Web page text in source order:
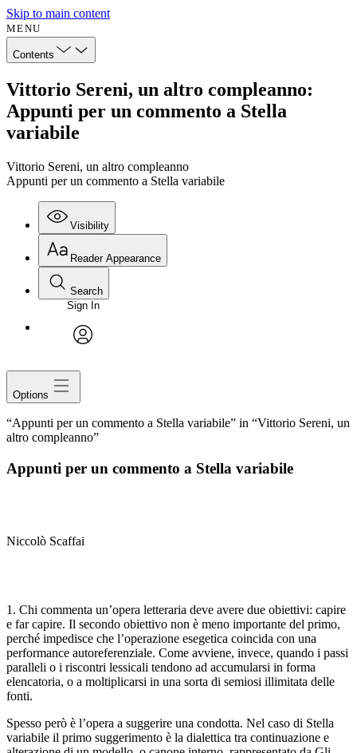
Skip to main content
MENU
Contents
Vittorio Sereni, un altro compleanno:
Appunti per un commento a Stella
variabile
Vittorio Sereni, un altro compleanno
Appunti per un commento a Stella variabile
Visibility
Reader Appearance
Search
Sign In
Options
“Appunti per un commento a Stella variabile” in “Vittorio Sereni, un
altro compleanno”
Appunti per un commento a Stella variabile
Niccolò Scaffai
1. Chi commenta un’opera letteraria deve avere due obiettivi: capire
e far capire. Il secondo obiettivo non è meno importante del primo,
perché impedisce che l’operazione esegetica coincida con una
performance autoreferenziale. Come avviene, invece, quando i passi
paralleli o i riscontri lessicali tendono ad accumularsi in forma
elencatoria, o a moltiplicarsi in una sorta di semiosi illimitata delle
fonti.
Spesso però è l’opera a suggerire una condotta. Nel caso di Stella
variabile il primo suggerimento è la dialettica tra continuazione e